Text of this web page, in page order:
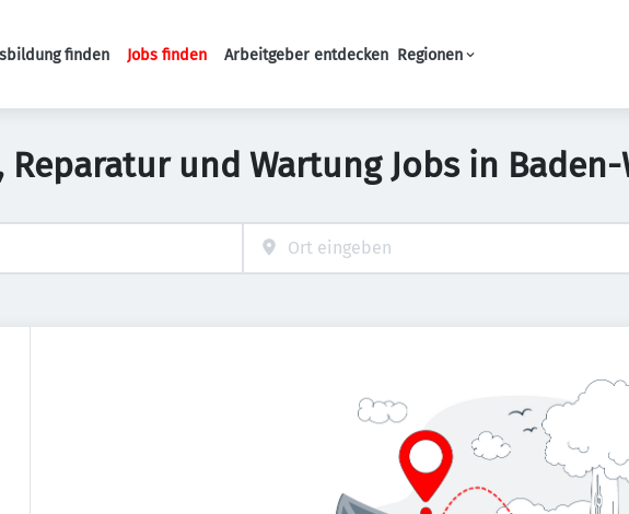
Haupt-Navigation
finden Jobs finden Arbeitgeber entdecken Regionen
und Wartung Jobs in